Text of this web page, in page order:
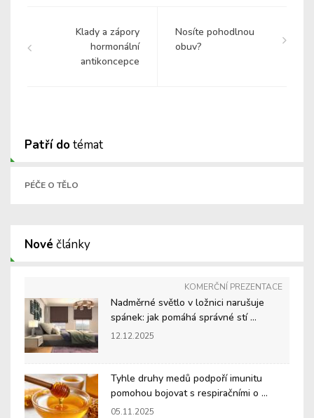
Klady a zápory
hormonální
antikoncepce
Nosíte pohodlnou
obuv?
Patří dotémat
PÉČE O TĚLO
Nové články
KOMERČNÍ PREZENTACE
Nadměrné světlo v ložnici narušuje
spánek: jak pomáhá správné stí ...
12.12.2025
Tyhle druhy medů podpoří imunitu
pomohou bojovat s respiračními o ...
05.11.2025